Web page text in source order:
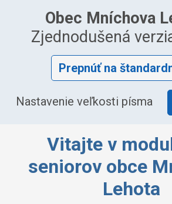
Obec Mníchova
Zjednodušená
Prepnúť na
Nastavenie veľkosti písma
Vitajte v
seniorov obce
Lehota